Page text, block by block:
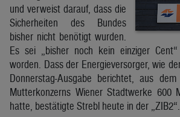
und verweist darauf, dass die
Sicherheiten des Bundes
bisher nicht benötigt wurden.
Es sei „bisher noch kein einziger
worden. Dass der Energieversorger, wie
Donnerstag-Ausgabe berichtet, aus dem
Mutterkonzerns Wiener Stadtwerke 600
hatte, bestätigte Strebl heute in der „ZIB2“.